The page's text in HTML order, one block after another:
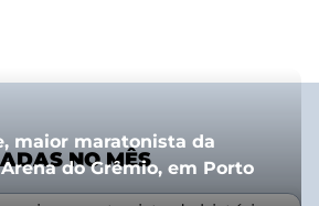
NO MÊS
maior maratonista da
do Grêmio, em Porto